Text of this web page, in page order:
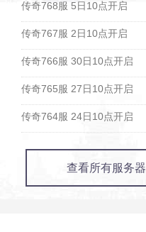
传奇768服 5日10点开启
传奇767服 2日10点开启
传奇766服 30日10点开启
传奇765服 27日10点开启
传奇764服 24日10点开启
查看所有服务器